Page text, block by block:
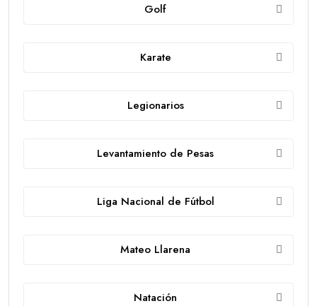
Golf
Karate
Legionarios
Levantamiento de Pesas
Liga Nacional de Fútbol
Mateo Llarena
Natación